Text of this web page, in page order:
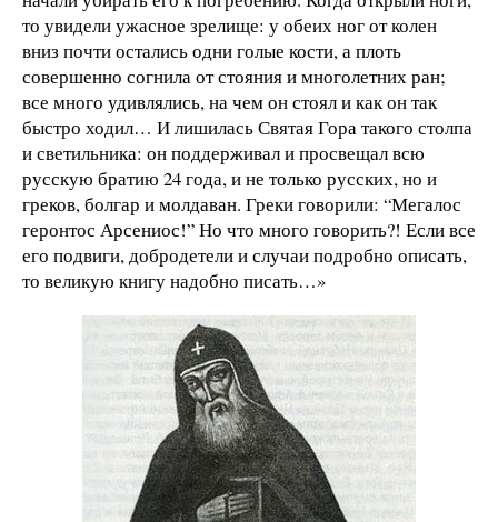
то увидели ужасное зрелище: у обеих ног от колен
вниз почти остались одни голые кости, а плоть
совершенно согнила от стояния и многолетних ран;
все много удивлялись, на чем он стоял и как он так
быстро ходил… И лишилась Святая Гора такого столпа
и светильника: он поддерживал и просвещал всю
русскую братию 24 года, и не только русских, но и
греков, болгар и молдаван. Греки говорили: “Мегалос
геронтос Арсениос!” Но что много говорить?! Если все
его подвиги, добродетели и случаи подробно описать,
то великую книгу надобно писать…»